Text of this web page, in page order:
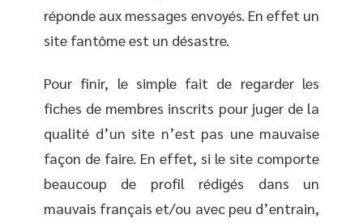
réponde aux messages envoyés. En effet un
site fantôme est un désastre.
Pour finir, le simple fait de regarder les
fiches de membres inscrits pour juger de la
qualité d’un site n’est pas une mauvaise
façon de faire. En effet, si le site comporte
beaucoup de profil rédigés dans un
mauvais français et/ou avec peu d’entrain,